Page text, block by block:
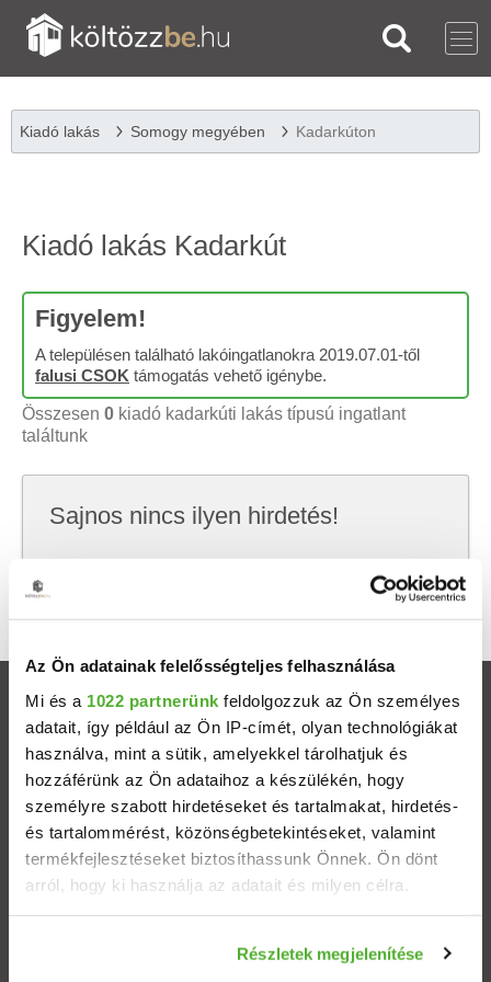
Az Ön adatainak felelősségteljes felhasználása
Mi és a 1022 partnerünk feldolgozzuk az Ön személyes
adatait, így például az Ön IP-címét, olyan technológiákat
használva, mint a sütik, amelyekkel tárolhatjuk és
hozzáférünk az Ön adataihoz a készülékén, hogy
személyre szabott hirdetéseket és tartalmakat, hirdetés-
és tartalommérést, közönségbetekintéseket, valamint
termékfejlesztéseket biztosíthassunk Önnek. Ön dönt
arról, hogy ki használja az adatait és milyen célra.
Információgyűjtés az Ön földrajzi elhelyezkedéséről
Részletek megjelenítése
Kiadó lakás Somogy megyében Kadarkúton
Kiadó lakás Kadarkút
Figyelem!
A településen található lakóingatlanokra 2019.07.01-től
falusi CSOK támogatás vehető igénybe.
Összesen 0 kiadó kadarkúti lakás típusú ingatlant
találtunk
Sajnos nincs ilyen hirdetés!
keresni, hátha akkor megtalálod, amit keresel.
Ingatlanok
Eladó házak
Eladó lakások
Települések